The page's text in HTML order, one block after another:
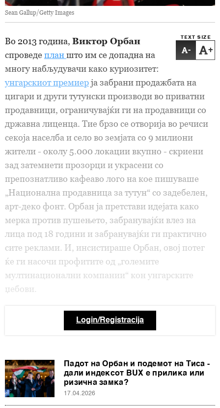
Sean Gallup/Getty Images
TEXT SIZE
- +
Во 2013 година, Виктор Орбан
спроведепланшто им се допадна на
многу набљудувачи како куриозитет:
унгарскиот премиерја забрани продажбата на
цигари и други тутунски производи во приватни
продавници, ограничувајќи ги на продавници со
државна лиценца. Тие брзо се отворија во речиси
секоја населба и село во земјата со 9 милиони
жители - околу 5.000 локации вкупно - скриени
зад затемнети прозорци и украсени со
препознатливо кафеаво лого на кое пишуваше
„Национална продавница за тутун“ со задебелен,
арт-деко фонт. Орбан ја претстави идејата како
мерка против пушењето, забранувајќи влез на
лица под 18 години и забранувајќи ги практично
сите реклами. И, инсистираше Орбан, овој потег
ќе ги насочи профитите од „големите
мултинационални компании“ кон унгарските
џебови.
Login/Registracija
Падот на Орбан и подемот на Тиса -
дали индексот BUX е прилика или
ризична замка?
17.04.2026